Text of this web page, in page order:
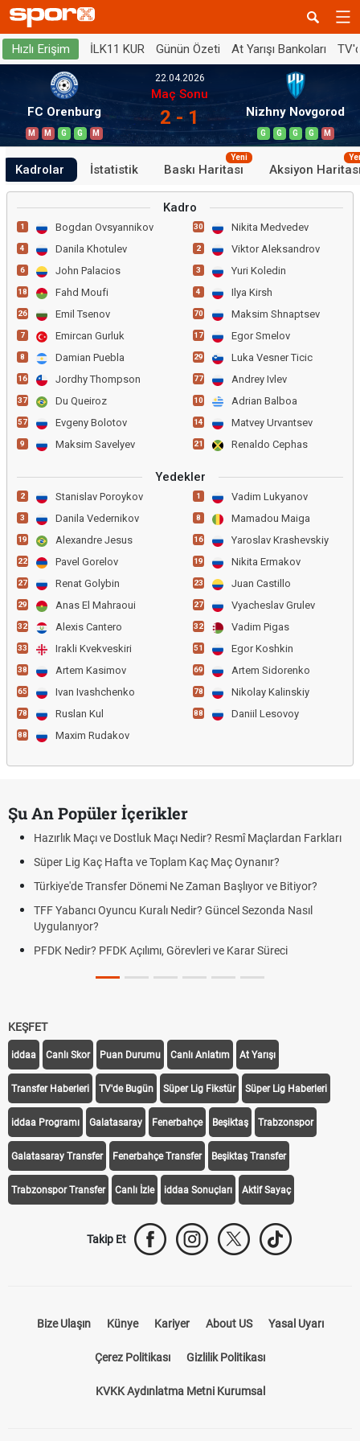
Hızlı Erişim İLK11 KUR Günün Özeti At Yarışı Bankoları
FC Orenburg
M M G G M
22.04.2026
Maç Sonu
2 - 1 Nizhny Novgorod
G G G G M
Kadrolar İstatistik Baskı Haritası
Yeni
Aksiyon
Kadro
1 Bogdan Ovsyannikov
4 Danila Khotulev
6 John Palacios
18 Fahd Moufi
26 Emil Tsenov
7 Emircan Gurluk
8 Damian Puebla
16 Jordhy Thompson
37 Du Queiroz
57 Evgeny Bolotov
9 Maksim Savelyev
30 Nikita Medvedev
2 Viktor Aleksandrov
3 Yuri Koledin
4 Ilya Kirsh
70 Maksim Shnaptsev
17 Egor Smelov
29 Luka Vesner Ticic
77 Andrey Ivlev
10 Adrian Balboa
14 Matvey Urvantsev
21 Renaldo Cephas
Yedekler
2 Stanislav Poroykov
3 Danila Vedernikov
19 Alexandre Jesus
22 Pavel Gorelov
27 Renat Golybin
29 Anas El Mahraoui
32 Alexis Cantero
33 Irakli Kvekveskiri
38 Artem Kasimov
65 Ivan Ivashchenko
78 Ruslan Kul
88 Maxim Rudakov
1 Vadim Lukyanov
8 Mamadou Maiga
16 Yaroslav Krashevskiy
19 Nikita Ermakov
23 Juan Castillo
27 Vyacheslav Grulev
32 Vadim Pigas
51 Egor Koshkin
69 Artem Sidorenko
78 Nikolay Kalinskiy
88 Daniil Lesovoy
Şu An Popüler İçerikler
Hazırlık Maçı ve Dostluk Maçı Nedir? Resmî Maçlardan Farkları
Süper Lig Kaç Hafta ve Toplam Kaç Maç Oynanır?
Türkiye'de Transfer Dönemi Ne Zaman Başlıyor ve Bitiyor?
TFF Yabancı Oyuncu Kuralı Nedir? Güncel Sezonda Nasıl
Uygulanıyor?
PFDK Nedir? PFDK Açılımı, Görevleri ve Karar Süreci
KEŞFET
iddaa Canlı Skor Puan Durumu Canlı Anlatım At Yarışı
Transfer Haberleri TV'de Bugün Süper Lig Fikstür Süper Lig Haberleri
iddaa Programı Galatasaray Fenerbahçe Beşiktaş Trabzonspor
Galatasaray Transfer Fenerbahçe Transfer Beşiktaş Transfer
Trabzonspor Transfer Canlı İzle iddaa Sonuçları Aktif Sayaç
Takip Et
Bize Ulaşın Künye Kariyer About US Yasal Uyarı
Çerez Politikası Gizlilik Politikası
KVKK Aydınlatma Metni Kurumsal